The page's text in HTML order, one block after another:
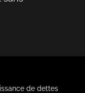
de dettes